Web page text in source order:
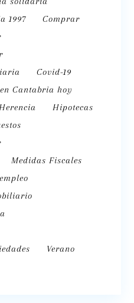
1997
Comprar
Covid-19
Cantabria hoy
Hipotecas
Medidas Fiscales
Verano